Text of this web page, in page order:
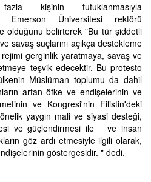
kişinin tutuklanmasıyla
Emerson Üniversitesi rektörü
olduğunu belirterek "Bu tür şiddetli
savaş suçlarını açıkça destekleme
rejimi gerginlik yaratmaya, savaş ve
teşvik edecektir. Bu protesto
Müslüman toplumu da dahil
artan öfke ve endişelerinin ve
ve Kongresi'nin Filistin'deki
yaygın mali ve siyasi desteği,
ve güçlendirmesi ile ve insan
göz ardı etmesiyle ilgili olarak,
göstergesidir. " dedi.